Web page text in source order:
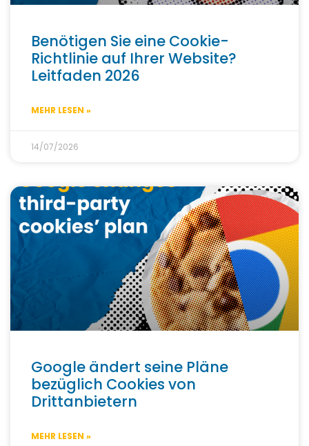
Benötigen Sie eine Cookie-
Richtlinie auf Ihrer Website?
Leitfaden 2026
MEHR LESEN »
14/07/2026
Google ändert seine Pläne
bezüglich Cookies von
Drittanbietern
MEHR LESEN »